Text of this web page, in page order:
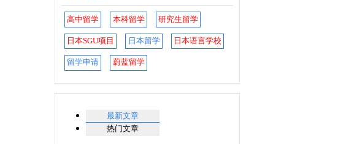
高中留学 本科留学 研究生留学
日本SGU项目 日本留学 日本语言学校
留学申请 蔚蓝留学
最新文章
热门文章